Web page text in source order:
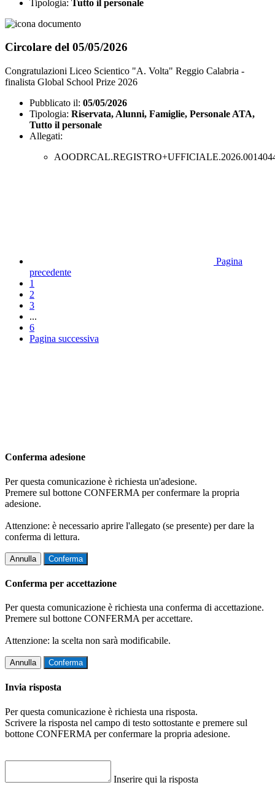
Tipologia: Tutto il personale
Circolare del 05/05/2026
Congratulazioni Liceo Scientico "A. Volta" Reggio Calabria -
finalista Global School Prize 2026
Pubblicato il: 05/05/2026
Tipologia: Riservata, Alunni, Famiglie, Personale ATA,
Tutto il personale
Allegati:
Pagina
precedente
1
2
3
...
6
Pagina successiva
Conferma adesione
Per questa comunicazione è richiesta un'adesione.
Premere sul bottone CONFERMA per confermare la propria
adesione.
Attenzione: è necessario aprire l'allegato (se presente) per dare la
conferma di lettura.
Annulla Conferma
Conferma per accettazione
Per questa comunicazione è richiesta una conferma di accettazione.
Premere sul bottone CONFERMA per accettare.
Attenzione: la scelta non sarà modificabile.
Annulla Conferma
Invia risposta
Per questa comunicazione è richiesta una risposta.
Scrivere la risposta nel campo di testo sottostante e premere sul
bottone CONFERMA per confermare la propria adesione.
Inserire qui la risposta